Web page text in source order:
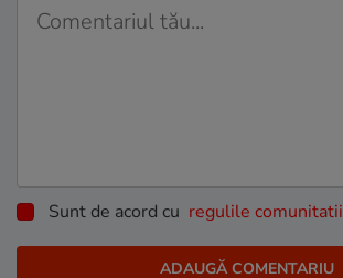
Sunt de acord cu regulile comunitatii